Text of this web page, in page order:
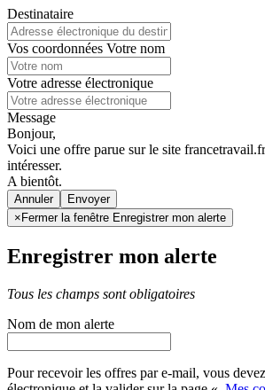
Destinataire
Vos coordonnées Votre nom
Votre adresse électronique
Message
Bonjour,
Voici une offre parue sur le site
intéresser.
A bientôt.
Annuler
× Fermer la fenêtre Enregistrer mon alerte
Enregistrer mon alerte
Tous les champs sont obligatoires
Nom de mon alerte
Pour recevoir les offres par e-mail, vous